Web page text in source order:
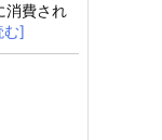
消費され
む]